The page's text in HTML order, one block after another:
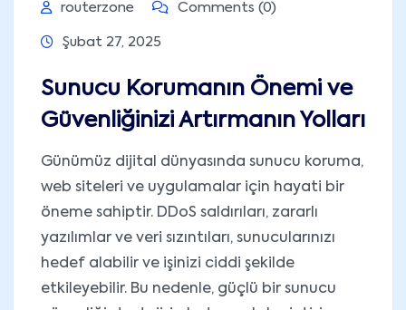
routerzone Comments (0)
Şubat 27, 2025
Sunucu Korumanın Önemi ve
Güvenliğinizi Artırmanın Yolları
Günümüz dijital dünyasında sunucu koruma,
web siteleri ve uygulamalar için hayati bir
öneme sahiptir. DDoS saldırıları, zararlı
yazılımlar ve veri sızıntıları, sunucularınızı
hedef alabilir ve işinizi ciddi şekilde
etkileyebilir. Bu nedenle, güçlü bir sunucu